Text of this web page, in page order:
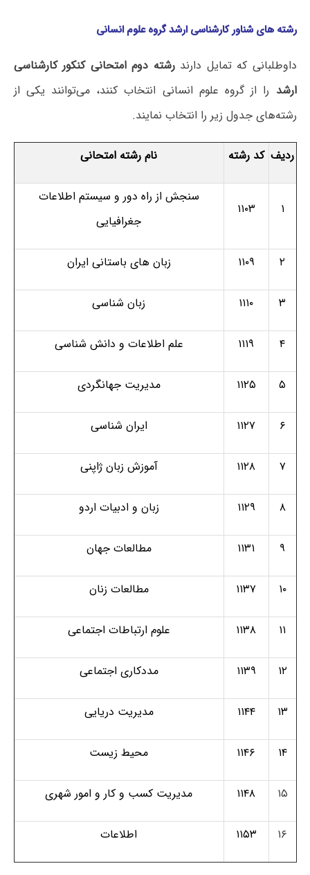
رشته های شناور کارشناسی ارشد گروه علوم انسانی
داوطلبانی که تمایل دارند رشته دوم امتحانی کنکور کارشناسی
ارشد را از گروه علوم انسانی انتخاب کنند، می‌توانند یکی از
رشته‌های جدول زیر را انتخاب نمایند.
ردیف کد رشته نام رشته امتحانی
۱ ۱۱۰۳
سنجش از راه دور و سیستم اطلاعات
جغرافیایی
۲ ۱۱۰۹ زبان های باستانی ایران
۳ ۱۱۱۰ زبان شناسی
۴ ۱۱۱۹ علم اطلاعات و دانش شناسی
۵ ۱۱۲۵ مدیریت جهانگردی
۶ ۱۱۲۷ ایران شناسی
۷ ۱۱۲۸ آموزش زبان ژاپنی
۸ ۱۱۲۹ زبان و ادبیات اردو
۹ ۱۱۳۱ مطالعات جهان
۱۰ ۱۱۳۷ مطالعات زنان
۱۱ ۱۱۳۸ علوم ارتباطات اجتماعی
۱۲ ۱۱۳۹ مددکاری اجتماعی
۱۳ ۱۱۴۴ مدیریت دریایی
۱۴ ۱۱۴۶ محیط زیست
۱۵ ۱۱۴۸ مدیریت کسب و کار و امور شهری
۱۶ ۱۱۵۳ اطلاعات